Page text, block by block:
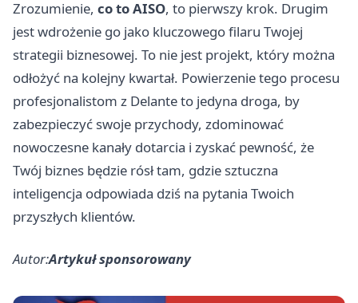
Zrozumienie, co to AISO, to pierwszy krok. Drugim
jest wdrożenie go jako kluczowego filaru Twojej
strategii biznesowej. To nie jest projekt, który można
odłożyć na kolejny kwartał. Powierzenie tego procesu
profesjonalistom z Delante to jedyna droga, by
zabezpieczyć swoje przychody, zdominować
nowoczesne kanały dotarcia i zyskać pewność, że
Twój biznes będzie rósł tam, gdzie sztuczna
inteligencja odpowiada dziś na pytania Twoich
przyszłych klientów.
Autor:Artykuł sponsorowany